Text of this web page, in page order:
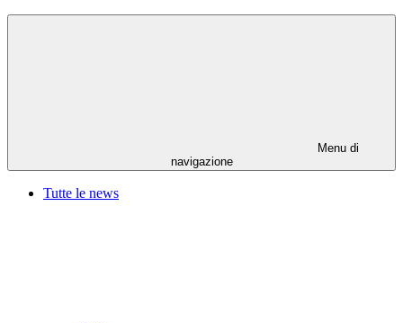
Menu di
navigazione
Tutte le news